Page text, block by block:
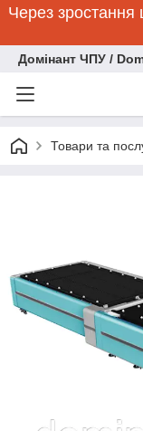
Через зростання
Домінант ЧПУ /
Товари та